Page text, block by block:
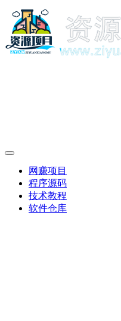
网赚项目
程序源码
技术教程
软件仓库